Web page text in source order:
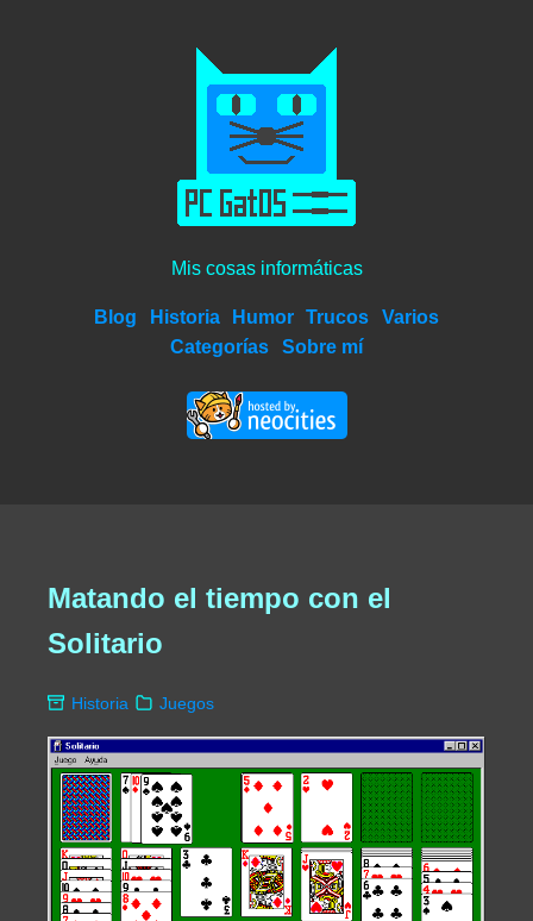
Mis cosas informáticas
Blog Historia Humor Trucos
Varios
Categorías
Sobre mí
Matando el tiempo con el
Solitario
Historia Juegos